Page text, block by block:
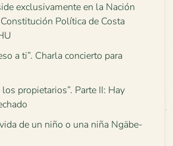
exclusivamente en la Nación
Política de Costa
a ti”. Charla concierto para
propietarios”. Parte II: Hay
de un niño o una niña Ngäbe-